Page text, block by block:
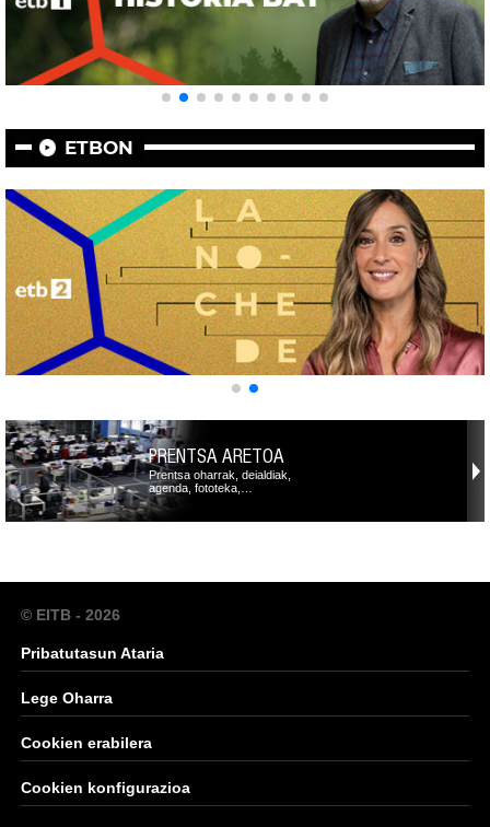
ETBON
PRENTSA ARETOA
Prentsa oharrak, deialdiak,
agenda, fototeka,…
© EITB - 2026
Pribatutasun Ataria
Lege Oharra
Cookien erabilera
Cookien konfigurazioa